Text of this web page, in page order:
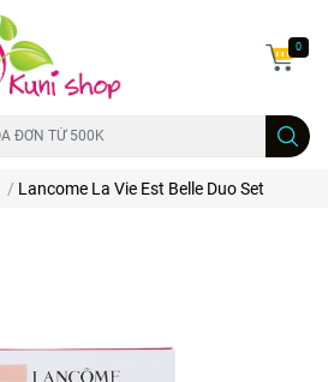
0
/ Lancome La Vie Est Belle Duo Set